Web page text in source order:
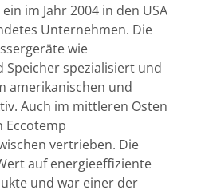
im Jahr 2004 in den USA
Unternehmen. Die
wie
spezialisiert und
amerikanischen und
Auch im mittleren Osten
Eccotemp
vertrieben. Die
auf energieeffiziente
und war einer der